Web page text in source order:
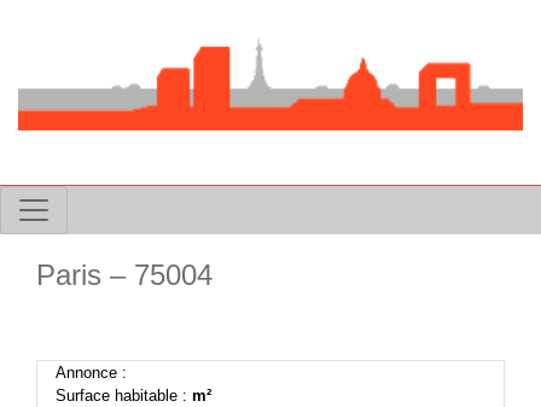
Paris – 75004
Annonce :
Surface habitable : m²